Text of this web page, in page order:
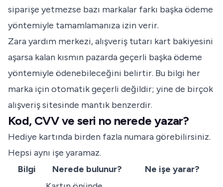
siparişe yetmezse bazı markalar farkı başka ödeme
yöntemiyle tamamlamanıza izin verir.
Zara yardım merkezi, alışveriş tutarı kart bakiyesini
aşarsa kalan kısmın pazarda geçerli başka ödeme
yöntemiyle ödenebileceğini belirtir. Bu bilgi her
marka için otomatik geçerli değildir; yine de birçok
alışveriş sitesinde mantık benzerdir.
Kod, CVV ve seri no nerede yazar?
Hediye kartında birden fazla numara görebilirsiniz.
Hepsi aynı işe yaramaz.
Bilgi
Nerede bulunur? Ne işe yarar?